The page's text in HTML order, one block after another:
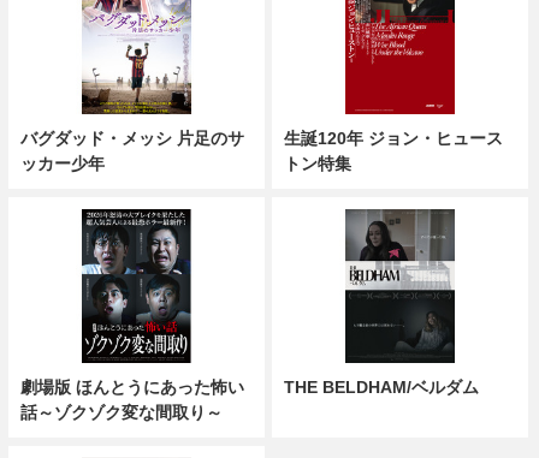
バグダッド・メッシ 片足のサ
ッカー少年
生誕120年 ジョン・ヒュース
トン特集
劇場版 ほんとうにあった怖い
話～ゾクゾク変な間取り～
THE BELDHAM/ベルダム